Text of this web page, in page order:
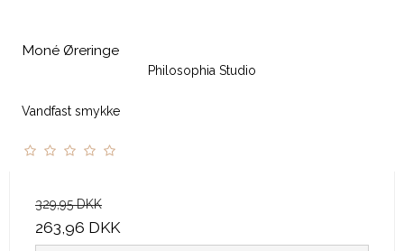
Moné Øreringe
Philosophia Studio
Vandfast smykke
329,95 DKK
263,96 DKK